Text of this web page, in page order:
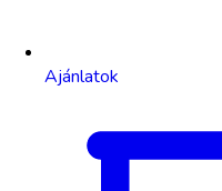
Ajánlatok